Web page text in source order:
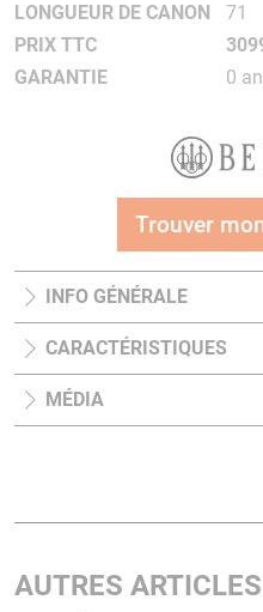
LONGUEUR DE CANON
71
PRIX TTC
GARANTIE
0
Trouver
INFO GÉNÉRALE
CARACTÉRISTIQUES
MÉDIA
AUTRES